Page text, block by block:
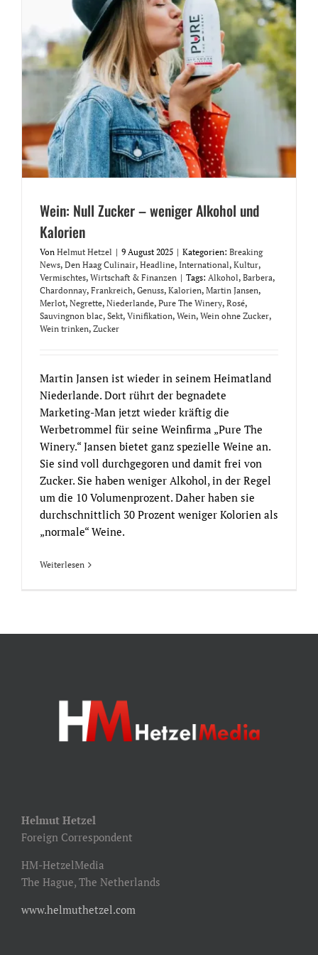
Wein: Null Zucker – weniger Alkohol und
Kalorien
Von Helmut Hetzel | 9 August 2025 | Kategorien: Breaking
News, Den Haag Culinair, Headline, International, Kultur,
Vermischtes, Wirtschaft & Finanzen | Tags: Alkohol, Barbera,
Chardonnay, Frankreich, Genuss, Kalorien, Martin Jansen,
Merlot, Negrette, Niederlande, Pure The Winery, Rosé,
Sauvingnon blac, Sekt, Vinifikation, Wein, Wein ohne Zucker,
Wein trinken, Zucker
Martin Jansen ist wieder in seinem Heimatland
Niederlande. Dort rührt der begnadete
Marketing-Man jetzt wieder kräftig die
Werbetrommel für seine Weinfirma „Pure The
Winery.“ Jansen bietet ganz spezielle Weine an.
Sie sind voll durchgegoren und damit frei von
Zucker. Sie haben weniger Alkohol, in der Regel
um die 10 Volumenprozent. Daher haben sie
durchschnittlich 30 Prozent weniger Kolorien als
„normale“ Weine.
Weiterlesen
Helmut Hetzel
Foreign Correspondent
HM-HetzelMedia
The Hague, The Netherlands
www.helmuthetzel.com